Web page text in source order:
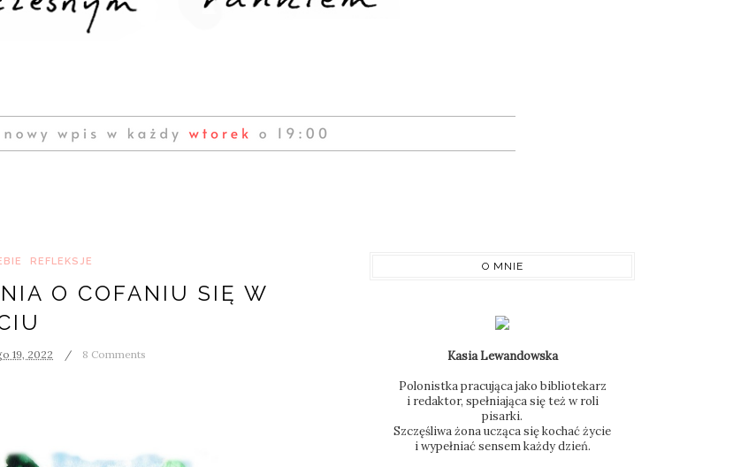
REFLEKSJE
O COFANIU SIĘ W
19, 2022 8 Comments
O MNIE
Kasia Lewandowska
Polonistka pracująca jako bibliotekarz
i redaktor, spełniająca się też w roli
pisarki.
Szczęśliwa żona ucząca się kochać życie
i wypełniać sensem każdy dzień.